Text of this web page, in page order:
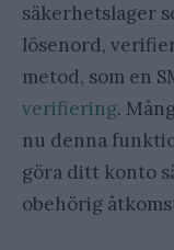
säkerhetslager
lösenord,
metod, som en
verifiering.
nu denna
göra ditt konto
obehörig